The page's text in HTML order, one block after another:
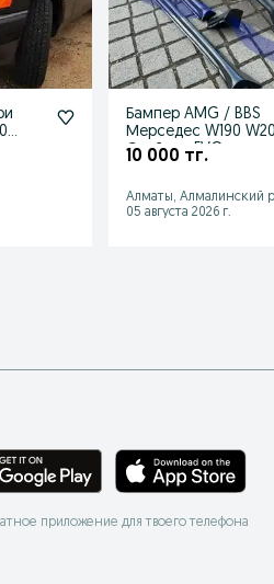
Бампер AMG / BBS
Мерседес W190
Спойлер EVO
10 000 тг.
Алматы, Алмалинский
05 августа 2026 г.
приложение для твоего телефона